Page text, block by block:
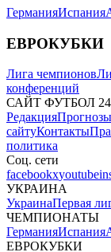
ГерманияИспания
ЕВРОКУБКИ
Лига чемпионов
конференций
САЙТ ФУТБОЛ 24
РедакцияПрогнозы
сайтуКонтакты
политика
Соц. сети
facebookxyoutube
УКРАИНА
УкраинаПервая
ЧЕМПИОНАТЫ
ГерманияИспания
ЕВРОКУБКИ